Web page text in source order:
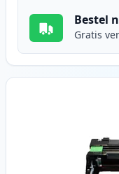
Bestel
Gratis